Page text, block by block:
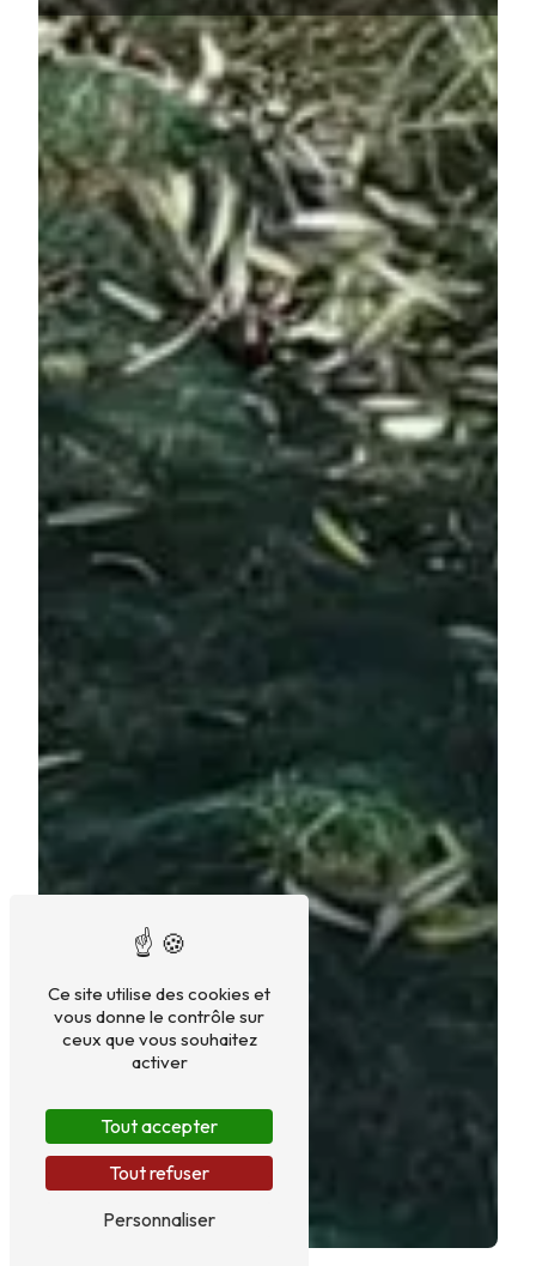
Ce site utilise des cookies et
vous donne le contrôle sur
ceux que vous souhaitez
activer
Tout accepter
Tout refuser
Personnaliser